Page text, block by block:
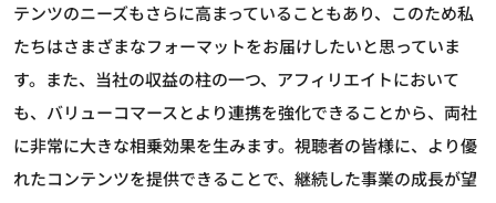
テンツのニーズもさらに高まっていることもあり、このため私
たちはさまざまなフォーマットをお届けしたいと思っていま
す。また、当社の収益の柱の一つ、アフィリエイトにおいて
も、バリューコマースとより連携を強化できることから、両社
に非常に大きな相乗効果を生みます。視聴者の皆様に、より優
れたコンテンツを提供できることで、継続した事業の成長が望